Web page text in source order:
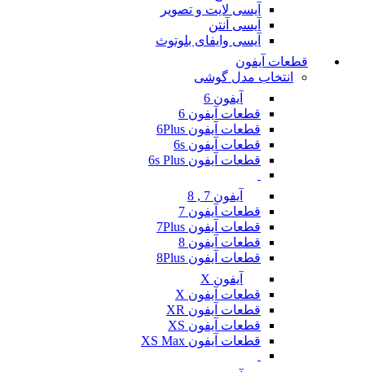
آیسی لایت و تصویر
آیسی آنتن
آیسی وایفای بلوتوث
قطعات آیفون
انتخاب مدل گوشی
آیفون 6
قطعات آیفون 6
قطعات آیفون 6Plus
قطعات آیفون 6s
قطعات آیفون 6s Plus
آیفون 7 , 8
قطعات آیفون 7
قطعات آیفون 7Plus
قطعات آیفون 8
قطعات آیفون 8Plus
آیفون X
قطعات آیفون X
قطعات آیفون XR
قطعات آیفون XS
قطعات آیفون XS Max